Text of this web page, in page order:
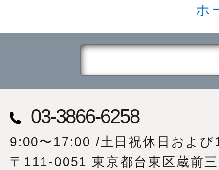
ホ
03-3866-6258
9:00〜17:00 /土日祝休日およ
〒111-0051 東京都台東区蔵前